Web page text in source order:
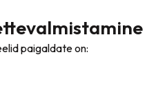
paigaldate on: